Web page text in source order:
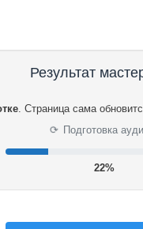
Результат
. Страница сама
⟳ Подготовка
22%